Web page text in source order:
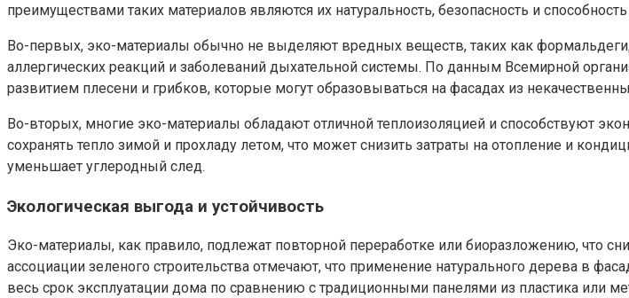
преимуществами таких материалов являются их натуральность, безопасность и
Во-первых, эко-материалы обычно не выделяют вредных веществ, таких как
аллергических реакций и заболеваний дыхательной системы. По данным Всемирной
развитием плесени и грибков, которые могут образовываться на фасадах из
Во-вторых, многие эко-материалы обладают отличной теплоизоляцией и способствуют
сохранять тепло зимой и прохладу летом, что может снизить затраты на отопление и
уменьшает углеродный след.
Экологическая выгода и устойчивость
Эко-материалы, как правило, подлежат повторной переработке или биоразложению, что
ассоциации зеленого строительства отмечают, что применение натурального дерева в
весь срок эксплуатации дома по сравнению с традиционными панелями из пластика или